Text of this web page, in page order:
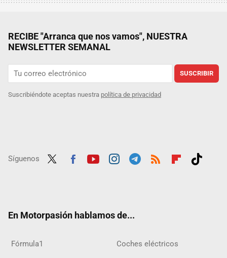
RECIBE "Arranca que nos vamos", NUESTRA
NEWSLETTER SEMANAL
SUSCRIBIR
Suscribiéndote aceptas nuestra política de privacidad
Síguenos
En Motorpasión hablamos de...
Fórmula1 Coches eléctricos